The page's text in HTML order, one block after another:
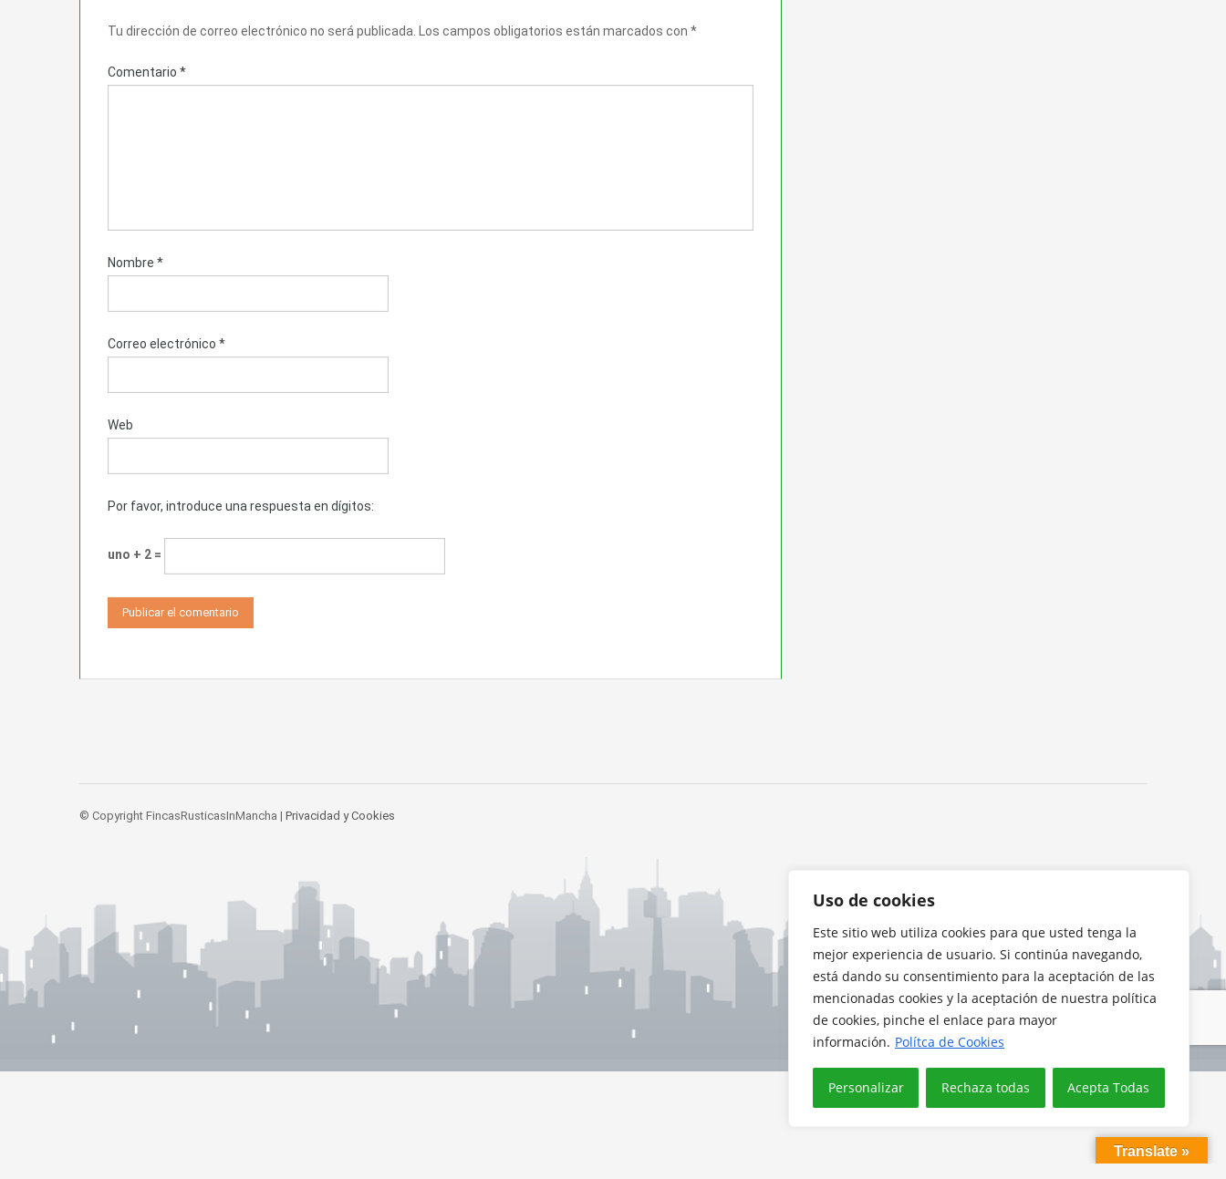
Uso de cookies
Este sitio web utiliza cookies para que usted tenga la
mejor experiencia de usuario. Si continúa navegando,
está dando su consentimiento para la aceptación de las
mencionadas cookies y la aceptación de nuestra política
de cookies, pinche el enlace para mayor
información. Polítca de Cookies
Personalizar Rechaza todas Acepta Todas
Tu dirección de correo electrónico no será publicada. Los campos obligatorios están marcados con *
Comentario *
Nombre *
Correo electrónico *
Web
Por favor, introduce una respuesta en dígitos:
uno + 2 =
© Copyright FincasRusticasInMancha | Privacidad y Cookies
Translate »